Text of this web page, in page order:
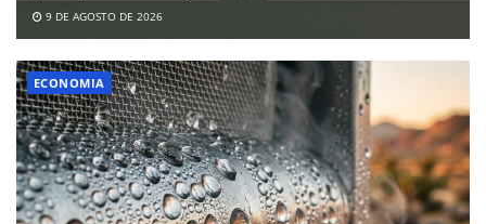
9 DE AGOSTO DE 2026
ECONOMIA